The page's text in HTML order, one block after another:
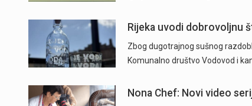
Rijeka uvodi dobrovoljnu
Zbog dugotrajnog sušnog
Komunalno društvo Vodovod i
Nona Chef: Novi video